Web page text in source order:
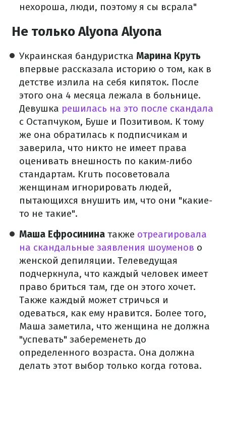
нехороша, люди, поэтому я сы всрала"
Не только Alyona Alyona
Украинская бандуристка Марина Круть
впервые рассказала историю о том, как в
детстве излила на себя кипяток. После
этого она 4 месяца лежала в больнице.
Девушка решилась на это после скандала
с Остапчуком, Буше и Позитивом. К тому
же она обратилась к подписчикам и
заверила, что никто не имеет права
оценивать внешность по каким-либо
стандартам. Kruть посоветовала
женщинам игнорировать людей,
пытающихся внушить им, что они "какие-
то не такие".
Маша Ефросинина также отреагировала
на скандальные заявления шоуменов о
женской депиляции. Телеведущая
подчеркнула, что каждый человек имеет
право бриться там, где он этого хочет.
Также каждый может стричься и
одеваться, как ему нравится. Более того,
Маша заметила, что женщина не должна
"успевать" забеременеть до
определенного возраста. Она должна
делать этот выбор только когда готова.